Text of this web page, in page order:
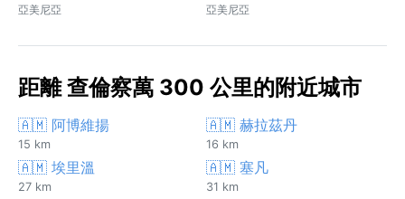
亞美尼亞 亞美尼亞
距離 查倫察萬 300 公里的附近城市
🇦🇲 阿博維揚
15 km
🇦🇲 赫拉茲丹
16 km
🇦🇲 埃里溫
27 km
🇦🇲 塞凡
31 km